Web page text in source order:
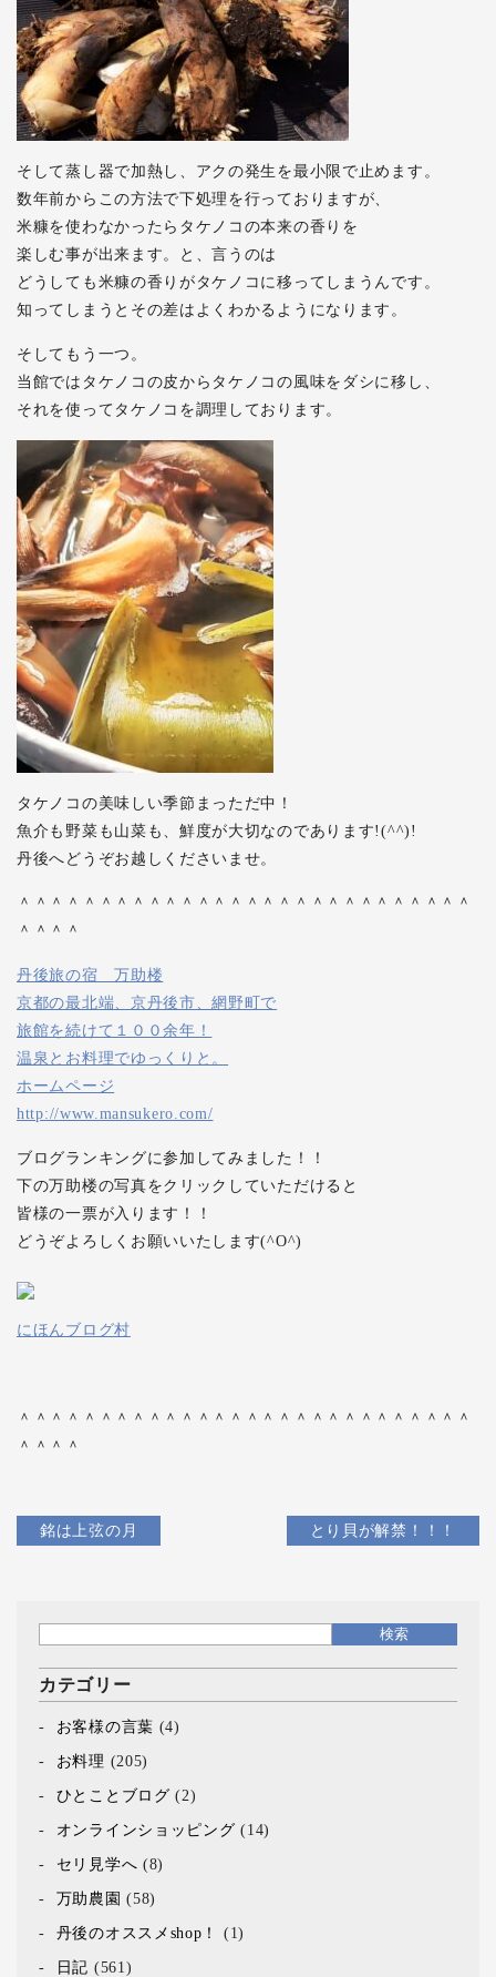
そして蒸し器で加熱し、アクの発生を最小限で止めます。
数年前からこの方法で下処理を行っておりますが、
米糠を使わなかったらタケノコの本来の香りを
楽しむ事が出来ます。と、言うのは
どうしても米糠の香りがタケノコに移ってしまうんです。
知ってしまうとその差はよくわかるようになります。
そしてもう一つ。
当館ではタケノコの皮からタケノコの風味をダシに移し、
それを使ってタケノコを調理しております。
タケノコの美味しい季節まっただ中！
魚介も野菜も山菜も、鮮度が大切なのであります!(^^)!
丹後へどうぞお越しくださいませ。
＾＾＾＾＾＾＾＾＾＾＾＾＾＾＾＾＾＾＾＾＾＾＾＾＾＾＾＾
＾＾＾＾
丹後旅の宿 万助楼
京都の最北端、京丹後市、網野町で
旅館を続けて１００余年！
温泉とお料理でゆっくりと。
ホームページ
http://www.mansukero.com/
ブログランキングに参加してみました！！
下の万助楼の写真をクリックしていただけると
皆様の一票が入ります！！
どうぞよろしくお願いいたします(^O^)
にほんブログ村
＾＾＾＾＾＾＾＾＾＾＾＾＾＾＾＾＾＾＾＾＾＾＾＾＾＾＾＾
＾＾＾＾
銘は上弦の月 とり貝が解禁！！！
カテゴリー
お客様の言葉 (4)
お料理 (205)
ひとことブログ (2)
オンラインショッピング (14)
セリ見学へ (8)
万助農園 (58)
丹後のオススメshop！ (1)
日記 (561)